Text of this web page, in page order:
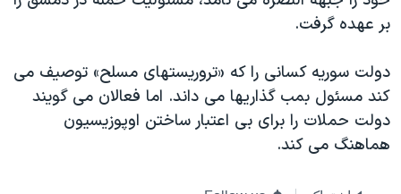
بر عهده گرفت.
دولت سوریه کسانی را که «تروریستهای مسلح» توصیف می
کند مسئول بمب گذاریها می داند. اما فعالان می گویند
دولت حملات را برای بی اعتبار ساختن اوپوزیسیون
هماهنگ می کند.